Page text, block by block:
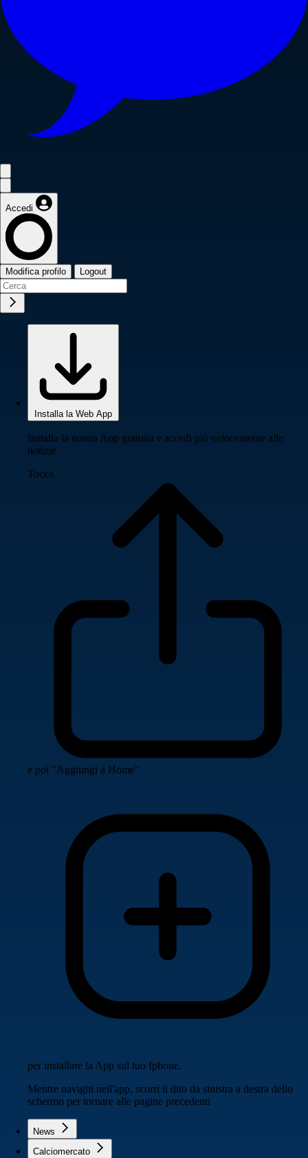
Accedi
Modifica profilo Logout
Installa la Web App
Installa la nostra App gratuita e accedi più velocemente alle
notizie
Tocca
e poi "Aggiungi a Home"
per installare la App sul tuo Iphone.
Mentre navighi nell'app, scorri il dito da sinistra a destra dello
schermo per tornare alle pagine precedenti
News
Calciomercato